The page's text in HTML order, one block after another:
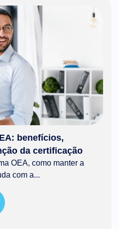
benefícios,
da certificação
OEA, como manter a
com a...